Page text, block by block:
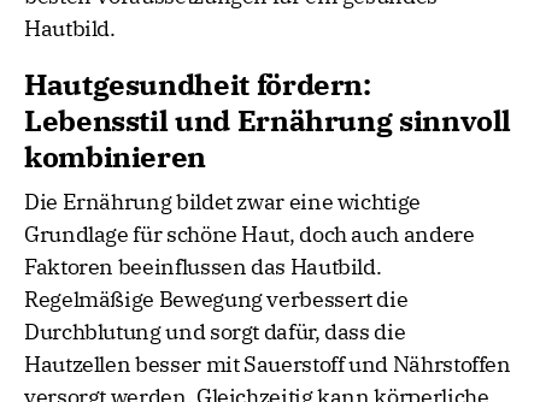
Hautbild.
Hautgesundheit fördern:
Lebensstil und Ernährung sinnvoll
kombinieren
Die Ernährung bildet zwar eine wichtige
Grundlage für schöne Haut, doch auch andere
Faktoren beeinflussen das Hautbild.
Regelmäßige Bewegung verbessert die
Durchblutung und sorgt dafür, dass die
Hautzellen besser mit Sauerstoff und Nährstoffen